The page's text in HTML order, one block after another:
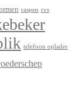
raspen rvs
telefoon oplader